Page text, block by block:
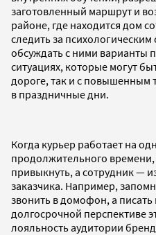
заготовленный маршрут и
районе, где находится дом
следить за
обсуждать с ними варианты
ситуациях, которые могут
дороге, так и с
в праздничные дни.
Когда курьер работает на
продолжительного времени,
привыкнуть, а сотрудник —
заказчика. Например,
звонить в домофон, а
долгосрочной перспективе
лояльность аудитории